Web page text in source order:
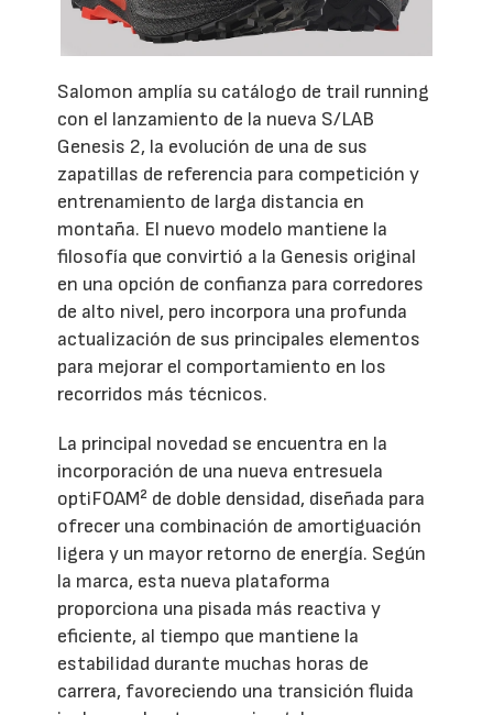
Salomon amplía su catálogo de trail running
con el lanzamiento de la nueva S/LAB
Genesis 2, la evolución de una de sus
zapatillas de referencia para competición y
entrenamiento de larga distancia en
montaña. El nuevo modelo mantiene la
filosofía que convirtió a la Genesis original
en una opción de confianza para corredores
de alto nivel, pero incorpora una profunda
actualización de sus principales elementos
para mejorar el comportamiento en los
recorridos más técnicos.
La principal novedad se encuentra en la
incorporación de una nueva entresuela
optiFOAM² de doble densidad, diseñada para
ofrecer una combinación de amortiguación
ligera y un mayor retorno de energía. Según
la marca, esta nueva plataforma
proporciona una pisada más reactiva y
eficiente, al tiempo que mantiene la
estabilidad durante muchas horas de
carrera, favoreciendo una transición fluida